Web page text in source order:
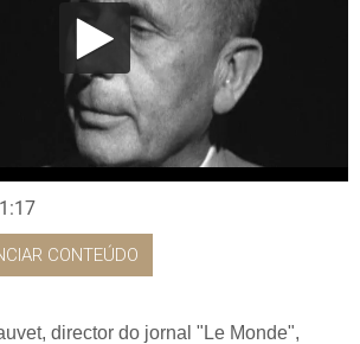
CONTEÚDO
director do jornal "Le Monde",